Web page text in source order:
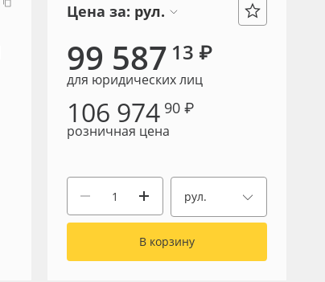
Цена за: рул.
99 587 13 ₽
для юридических лиц
106 974 90 ₽
розничная цена
рул.
В корзину